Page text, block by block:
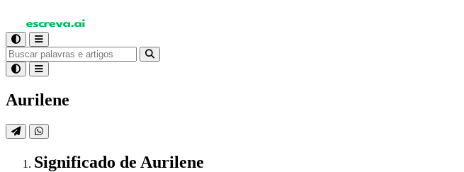
Aurilene
Significado de Aurilene